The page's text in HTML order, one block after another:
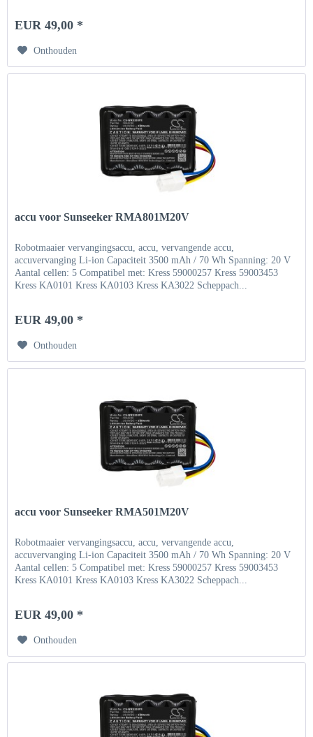
EUR 49,00 *
Onthouden
accu voor Sunseeker RMA801M20V
Robotmaaier vervangingsaccu, accu, vervangende accu,
accuvervanging Li-ion Capaciteit 3500 mAh / 70 Wh Spanning: 20 V
Aantal cellen: 5 Compatibel met: Kress 59000257 Kress 59003453
Kress KA0101 Kress KA0103 Kress KA3022 Scheppach...
EUR 49,00 *
Onthouden
accu voor Sunseeker RMA501M20V
Robotmaaier vervangingsaccu, accu, vervangende accu,
accuvervanging Li-ion Capaciteit 3500 mAh / 70 Wh Spanning: 20 V
Aantal cellen: 5 Compatibel met: Kress 59000257 Kress 59003453
Kress KA0101 Kress KA0103 Kress KA3022 Scheppach...
EUR 49,00 *
Onthouden